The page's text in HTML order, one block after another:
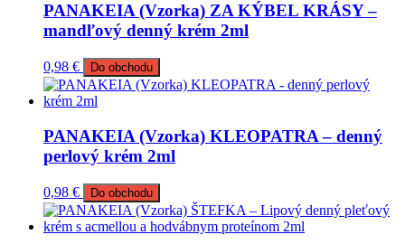
PANAKEIA (Vzorka) ZA KÝBEL KRÁSY –
mandľový denný krém 2ml
0,98 € Do obchodu
PANAKEIA (Vzorka) KLEOPATRA – denný
perlový krém 2ml
0,98 € Do obchodu